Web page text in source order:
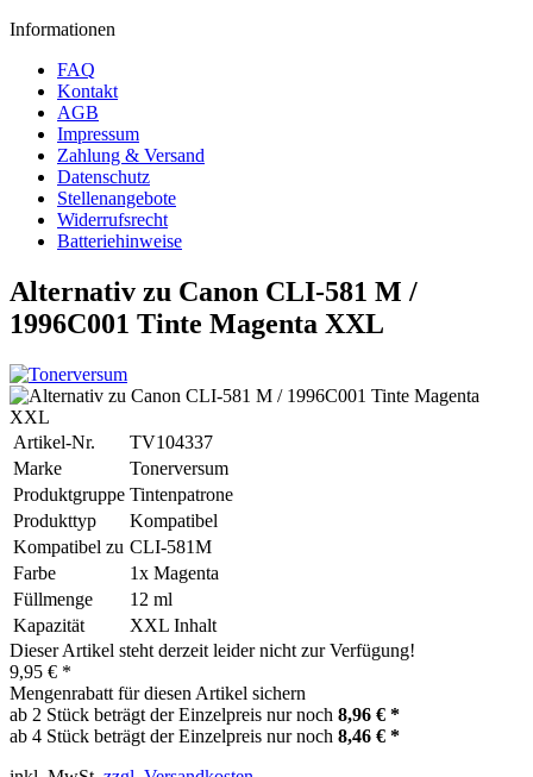
Informationen
FAQ
Kontakt
AGB
Impressum
Zahlung & Versand
Datenschutz
Stellenangebote
Widerrufsrecht
Batteriehinweise
Alternativ zu Canon CLI-581 M /
1996C001 Tinte Magenta XXL
Artikel-Nr.
TV104337
Marke
Tonerversum
Produktgruppe Tintenpatrone
Produkttyp
Kompatibel
Kompatibel zu CLI-581M
Farbe
1x Magenta
Füllmenge
12 ml
Kapazität
XXL Inhalt
Dieser Artikel steht derzeit leider nicht zur Verfügung!
9,95 € *
Mengenrabatt für diesen Artikel sichern
ab 2 Stück beträgt der Einzelpreis nur noch 8,96 € *
ab 4 Stück beträgt der Einzelpreis nur noch 8,46 € *